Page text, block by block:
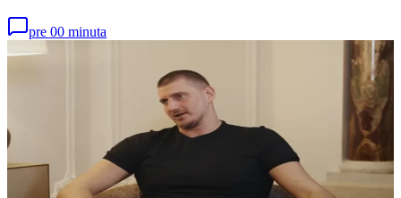
pre 00 minuta